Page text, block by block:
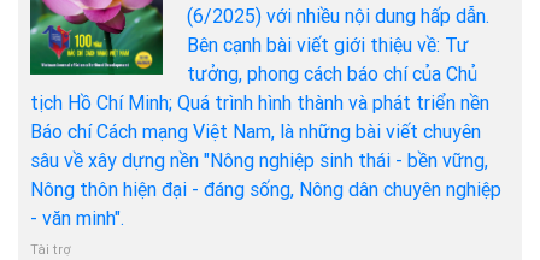
(6/2025) với nhiều nội dung hấp dẫn.
Bên cạnh bài viết giới thiệu về: Tư
tưởng, phong cách báo chí của Chủ
tịch Hồ Chí Minh; Quá trình hình thành và phát triển nền
Báo chí Cách mạng Việt Nam, là những bài viết chuyên
sâu về xây dựng nền "Nông nghiệp sinh thái - bền vững,
Nông thôn hiện đại - đáng sống, Nông dân chuyên nghiệp
- văn minh".
Tài trợ